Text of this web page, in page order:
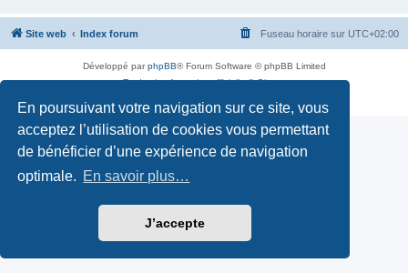
En poursuivant votre navigation sur ce site, vous
acceptez l’utilisation de cookies vous permettant
de bénéficier d’une expérience de navigation
optimale. En savoir plus…
J’accepte
Site web Index forum Fuseau horaire sur UTC+02:00
Développé parphpBB® Forum Software © phpBB Limited
Traduction française officielle©Qiaeru